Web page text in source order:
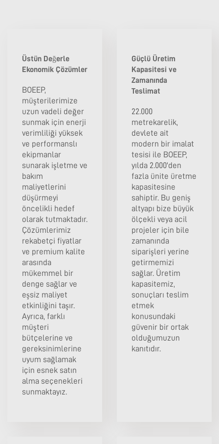
Üstün Değerle
Ekonomik Çözümler
BOEEP,
müşterilerimize
uzun vadeli değer
sunmak için enerji
verimliliği yüksek
ve performanslı
ekipmanlar
sunarak işletme ve
bakım
maliyetlerini
düşürmeyi
öncelikli hedef
olarak tutmaktadır.
Çözümlerimiz
rekabetçi fiyatlar
ve premium kalite
arasında
mükemmel bir
denge sağlar ve
eşsiz maliyet
etkinliğini taşır.
Ayrıca, farklı
müşteri
bütçelerine ve
gereksinimlerine
uyum sağlamak
için esnek satın
alma seçenekleri
sunmaktayız.
Güçlü Üretim
Kapasitesi ve
Zamanında
Teslimat
22.000
metrekarelik,
devlete ait
modern bir imalat
tesisi ile BOEEP,
yılda 2.000'den
fazla ünite üretme
kapasitesine
sahiptir. Bu geniş
altyapı bize büyük
ölçekli veya acil
projeler için bile
zamanında
siparişleri yerine
getirmemizi
sağlar. Üretim
kapasitemiz,
sonuçları teslim
etmek
konusundaki
güvenir bir ortak
olduğumuzun
kanıtıdır.